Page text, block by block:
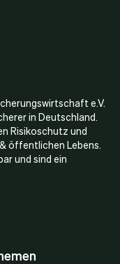
e.V.
in Deutschland.
Risikoschutz und
öffentlichen Lebens.
und sind ein